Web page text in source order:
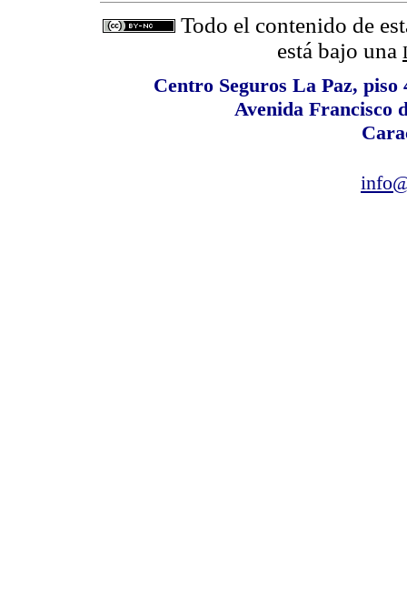
Todo el contenido de
está bajo una
Centro Seguros La Paz,
Avenida Francisco